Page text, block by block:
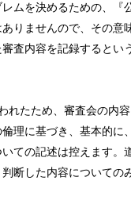
ムを決めるための、『
りませんので、その意
査内容を記録するとい
れたため、審査会の内
理に基づき、基本的に
ての記述は控えます。
断した内容についての